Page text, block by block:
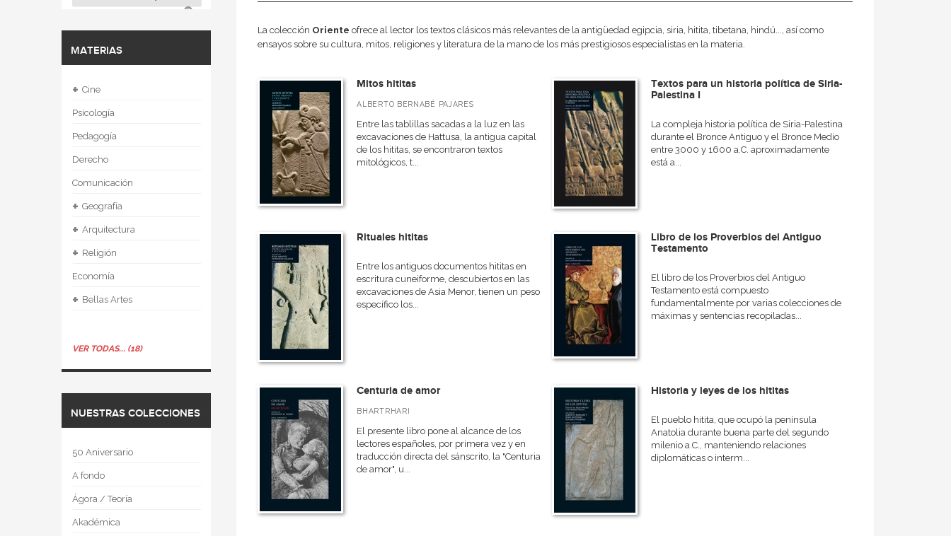
MATERIAS
+ Cine
Psicología
Pedagogía
Derecho
Comunicación
+ Geografía
+ Arquitectura
+ Religión
Economía
+ Bellas Artes
VER TODAS... (18)
NUESTRAS COLECCIONES
50 Aniversario
A fondo
Ágora / Teoría
Akadémica
La colección Oriente ofrece al lector los textos clásicos más relevantes de la antigüedad egipcia, siria, hitita, tibetana, hindú..., así como
ensayos sobre su cultura, mitos, religiones y literatura de la mano de los más prestigiosos especialistas en la materia.
Mitos hititas
ALBERTO BERNABÉ PAJARES
Entre las tablillas sacadas a la luz en las
excavaciones de Hattusa, la antigua capital
de los hititas, se encontraron textos
mitológicos, t...
Textos para un historia política de Siria-
Palestina I
La compleja historia política de Siria-Palestina
durante el Bronce Antiguo y el Bronce Medio
entre 3000 y 1600 a.C. aproximadamente
está a...
Rituales hititas
Entre los antiguos documentos hititas en
escritura cuneiforme, descubiertos en las
excavaciones de Asia Menor, tienen un peso
específico los...
Libro de los Proverbios del Antiguo
Testamento
El libro de los Proverbios del Antiguo
Testamento está compuesto
fundamentalmente por varias colecciones de
máximas y sentencias recopiladas...
Centuria de amor
BHARTRHARI
El presente libro pone al alcance de los
lectores españoles, por primera vez y en
traducción directa del sánscrito, la "Centuria
de amor", u...
Historia y leyes de los hititas
El pueblo hitita, que ocupó la península
Anatolia durante buena parte del segundo
milenio a.C., manteniendo relaciones
diplomáticas o interm...